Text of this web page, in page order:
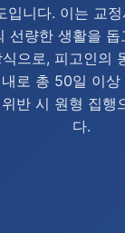
입니다. 이는 교
선량한 생활을
으로, 피고인의
로 총 50일 이
반 시 원형 집행
다.